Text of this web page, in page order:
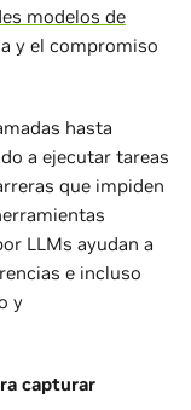
modelos de
y el compromiso
hasta
a ejecutar tareas
que impiden
LLMs ayudan a
e incluso
y
capturar